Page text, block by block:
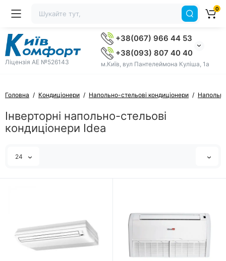
Ліцензія AE №526143
+38(067) 966 44 53
+38(093) 807 40 40
м.Київ, вул Пантелеймона Куліша, 1а
0
Головна Кондиціонери Напольно-стельові кондиціонери
Інверторні напольно-стельові
кондиціонери Idea
24